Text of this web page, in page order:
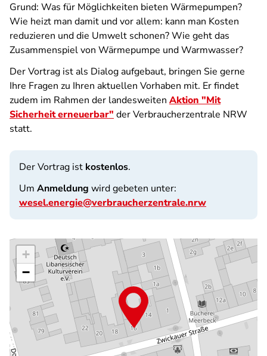
Grund: Was für Möglichkeiten bieten Wärmepumpen?
Wie heizt man damit und vor allem: kann man Kosten
reduzieren und die Umwelt schonen? Wie geht das
Zusammenspiel von Wärmepumpe und Warmwasser?
Der Vortrag ist als Dialog aufgebaut, bringen Sie gerne
Ihre Fragen zu Ihren aktuellen Vorhaben mit. Er findet
zudem im Rahmen der landesweiten Aktion "Mit
Sicherheit erneuerbar" der Verbraucherzentrale NRW
statt.
Der Vortrag ist kostenlos.
Um Anmeldung wird gebeten unter:
wesel.energie@verbraucherzentrale.nrw
+
−